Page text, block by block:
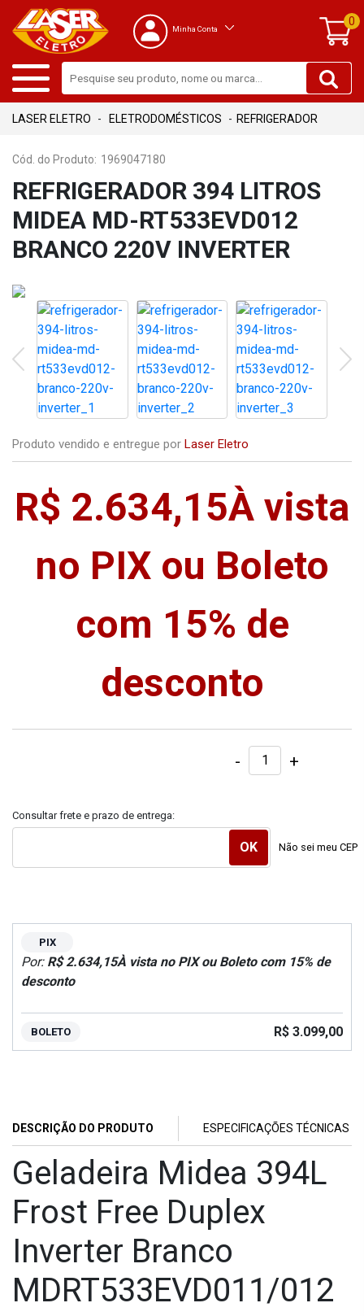
Minha Conta
0
ELETRODOMÉSTICOS REFRIGERADOR
Cód. do Produto: 1969047180
REFRIGERADOR 394 LITROS
MIDEA MD-RT533EVD012
BRANCO 220V INVERTER
Produto vendido e entregue por Laser Eletro
R$ 2.634,15À vista
no PIX ou Boleto
com 15% de
desconto
- +
Consultar frete e prazo de entrega:
Não sei meu CEP
PIX
Por: R$ 2.634,15À vista no PIX ou Boleto com 15% de
desconto
BOLETO R$ 3.099,00
DESCRIÇÃO DO PRODUTO ESPECIFICAÇÕES TÉCNICAS
Geladeira Midea 394L
Frost Free Duplex
Inverter Branco
MDRT533EVD011/012